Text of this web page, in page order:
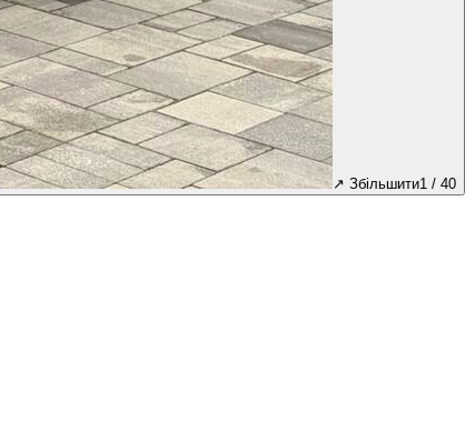
↗ Збільшити1 / 40